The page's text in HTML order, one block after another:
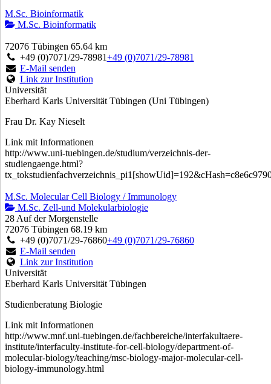
M.Sc. Bioinformatik
M.Sc. Bioinformatik
72076 Tübingen 65.64 km
+49 (0)7071/29-78981+49 (0)7071/29-78981
E-Mail senden
Link zur Institution
Universität
Eberhard Karls Universität Tübingen (Uni Tübingen)
Frau Dr. Kay Nieselt
Link mit Informationen
http://www.uni-tuebingen.de/studium/verzeichnis-der-
studiengaenge.html?
M.Sc. Molecular Cell Biology / Immunology
M.Sc. Zell-und Molekularbiologie
28 Auf der Morgenstelle
72076 Tübingen 68.19 km
+49 (0)7071/29-76860+49 (0)7071/29-76860
E-Mail senden
Link zur Institution
Universität
Eberhard Karls Universität Tübingen
Studienberatung Biologie
Link mit Informationen
http://www.mnf.uni-tuebingen.de/fachbereiche/interfakultaere-
institute/interfaculty-institute-for-cell-biology/department-of-
molecular-biology/teaching/msc-biology-major-molecular-cell-
biology-immunology.html